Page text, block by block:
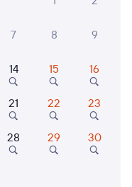
7 8 9
14 15 16
21 22 23
28 29 30